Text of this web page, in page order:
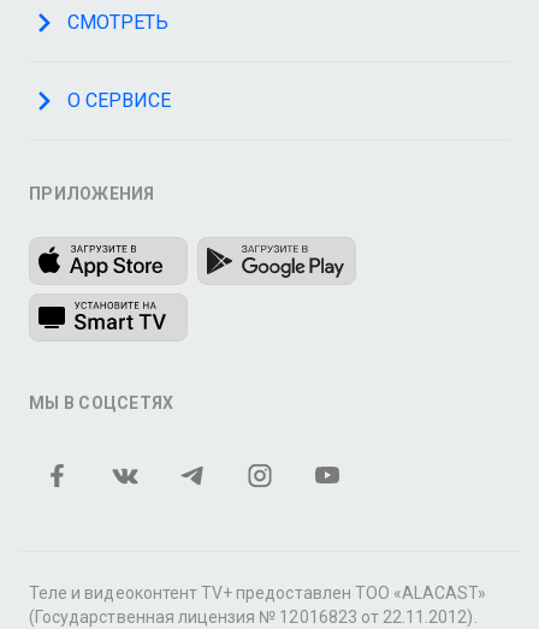
СМОТРЕТЬ
О СЕРВИСЕ
ПРИЛОЖЕНИЯ
МЫ В СОЦСЕТЯХ
Теле и видеоконтент TV+ предоставлен ТОО «ALACAST»
(Государственная лицензия № 12016823 от 22.11.2012).